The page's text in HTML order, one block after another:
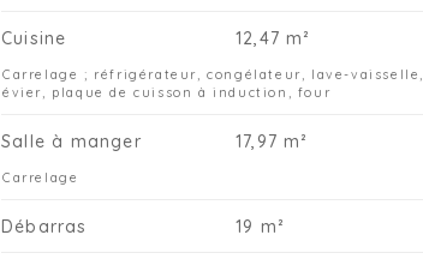
Cuisine 12,47 m²
Carrelage ; réfrigérateur, congélateur, lave-vaisselle,
évier, plaque de cuisson à induction, four
Salle à manger 17,97 m²
Carrelage
Débarras 19 m²